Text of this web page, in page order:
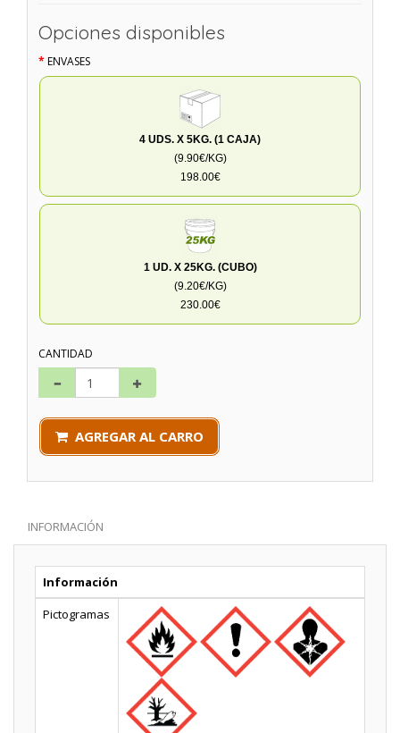
Opciones disponibles
ENVASES
4 UDS. X 5KG. (1 CAJA)
(9.90€/KG)
198.00€
1 UD. X 25KG. (CUBO)
(9.20€/KG)
230.00€
CANTIDAD
AGREGAR AL CARRO
INFORMACIÓN
Información
Pictogramas